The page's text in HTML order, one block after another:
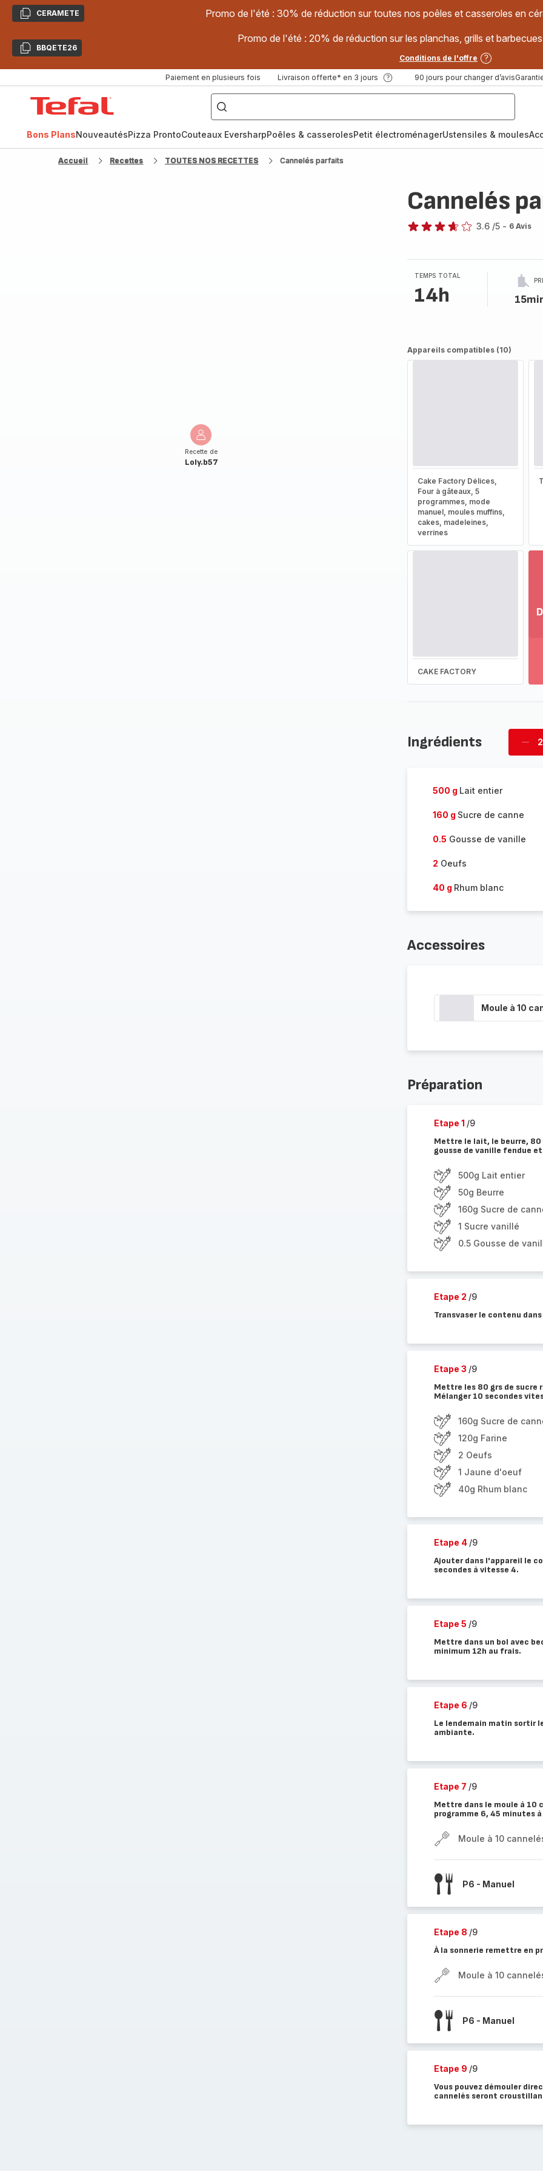
CopierCERAMETE Promo de l'été : 30% de réduction sur toutes nos poêles et casseroles en
CopierBBQETE26
Promo de l'été : 20% de réduction sur les planchas, grills et
Conditions de l'offre
Paiement en plusieurs fois Livraison offerte* en 3 jours 90 jours pour changer d’avis
["Poêles
inox,
Cake
Factory,
Bons PlansNouveautésPizza ProntoCouteaux EversharpPoêles & casserolesPetit électroménagerUstensiles & moules
Accueil Recettes TOUTES NOS RECETTES Cannelés parfaits
Recette de
Loly.b57
Cannelés
3.6 /5 - 6 Avis
TEMPS TOTAL
14h
Appareils compatibles (10)
Cake Factory Délices,
Four à gâteaux, 5
programmes, mode
manuel, moules muffins,
cakes, madeleines,
verrines
CAKE FACTORY
la
Ingrédients
500 g Lait entier
160 g Sucre de canne
0.5 Gousse de vanille
2 Oeufs
40 g Rhum blanc
Accessoires
Moule à 10
Préparation
Etape 1 /9
Mettre le lait, le beurre, 80
gousse de vanille fendue
500g Lait entier
50g Beurre
160g Sucre de
1 Sucre vanillé
0.5 Gousse de
Etape 2 /9
Transvaser le contenu
Etape 3 /9
Mettre les 80 grs de sucre
Mélanger 10 secondes
160g Sucre de
120g Farine
2 Oeufs
1 Jaune d'oeuf
40g Rhum blanc
Etape 4 /9
Ajouter dans l'appareil le
secondes à vitesse 4.
Etape 5 /9
Mettre dans un bol avec
minimum 12h au frais.
Etape 6 /9
Le lendemain matin sortir
ambiante.
Etape 7 /9
Mettre dans le moule à 10
programme 6, 45 minutes à
Moule à 10
P6 - Manuel
Etape 8 /9
À la sonnerie remettre en
Moule à 10
P6 - Manuel
Etape 9 /9
Vous pouvez démouler
cannelés seront